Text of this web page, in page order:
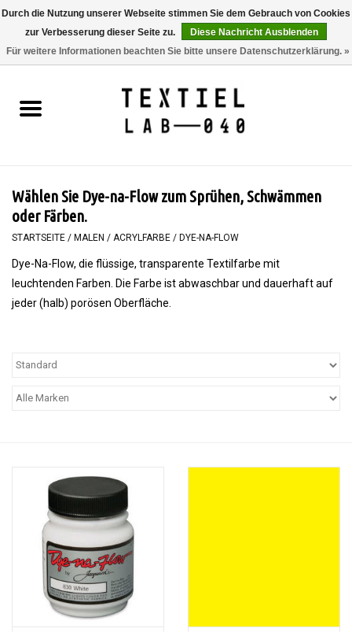
0 Artikel - €0,00
BÜCHER
MALEN
WORKSHOPS
Wählen Sie Dye-na-Flow zum Sprühen, Schwämmen
oder Färben.
STARTSEITE / MALEN / ACRYLFARBE / DYE-NA-FLOW
Dye-Na-Flow, die flüssige, transparente Textilfarbe mit
leuchtenden Farben. Die Farbe ist abwaschbar und dauerhaft auf
jeder (halb) porösen Oberfläche.
Durch die Nutzung unserer Webseite stimmen Sie dem Gebrauch von Cookies
zur Verbesserung dieser Seite zu.
Diese Nachricht Ausblenden
Für weitere Informationen beachten Sie bitte unsere Datenschutzerklärung. »